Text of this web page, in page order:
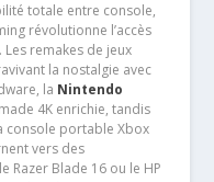
totale entre console,
révolutionne l’accès
remakes de jeux
la nostalgie avec
la Nintendo
4K enrichie, tandis
console portable Xbox
vers des
Razer Blade 16 ou le HP